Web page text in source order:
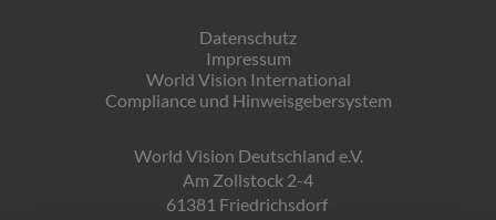
Datenschutz
Impressum
World Vision International
Compliance und Hinweisgebersystem
World Vision Deutschland e.V.
Am Zollstock 2-4
61381 Friedrichsdorf